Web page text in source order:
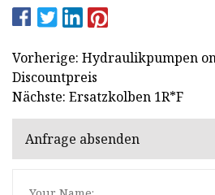
Vorherige: Hydraulikpumpen
Discountpreis
Nächste: Ersatzkolben 1R*F
Anfrage absenden